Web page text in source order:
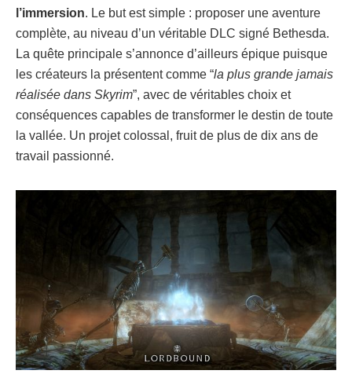
l’immersion. Le but est simple : proposer une aventure
complète, au niveau d’un véritable DLC signé Bethesda.
La quête principale s’annonce d’ailleurs épique puisque
les créateurs la présentent comme “la plus grande jamais
réalisée dans Skyrim”, avec de véritables choix et
conséquences capables de transformer le destin de toute
la vallée. Un projet colossal, fruit de plus de dix ans de
travail passionné.